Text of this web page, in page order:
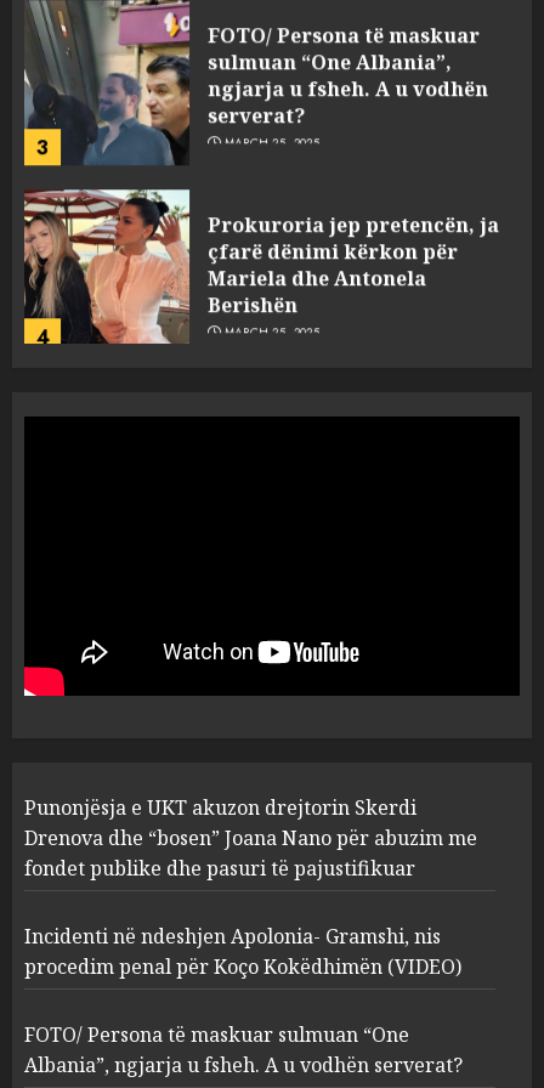
3
FOTO/ Persona të maskuar
sulmuan “One Albania”,
ngjarja u fsheh. A u vodhën
serverat?
4
Prokuroria jep pretencën, ja
çfarë dënimi kërkon për
Mariela dhe Antonela
Berishën
1
“bosen” Joana Nano për
abuzim me fondet publike dhe
pasuri të pajustifikuar
2
Apolonia- Gramshi, nis
procedim penal për Koço
Kokëdhimën (VIDEO)
MARCH 27, 2025
FOTO/ Persona të maskuar
sulmuan “One Albania”,
ngjarja u fsheh. A u vodhën
serverat?
Punonjësja e UKT akuzon drejtorin Skerdi
Drenova dhe “bosen” Joana Nano për abuzim me
fondet publike dhe pasuri të pajustifikuar
Incidenti në ndeshjen Apolonia- Gramshi, nis
procedim penal për Koço Kokëdhimën (VIDEO)
FOTO/ Persona të maskuar sulmuan “One
Albania”, ngjarja u fsheh. A u vodhën serverat?